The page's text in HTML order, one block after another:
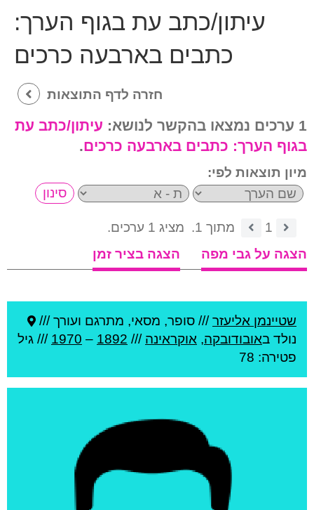
עיתון/כתב עת בגוף הערך:
כתבים בארבעה כרכים
חזרה לדף התוצאות
1 ערכים נמצאו בהקשר לנושא:
עיתון/כתב עת
בגוף הערך: כתבים בארבעה כרכים.
מיון תוצאות לפי:
1 מתוך 1.
מציג 1 ערכים.
הצגה על גבי מפה
הצגה בציר זמן
שטיינמן אליעזר/// סופר, מסאי, מתרגם ועורך ///
נולד באובודובקה, אוקראינה ///
1892
–
1970 /// גיל
פטירה: 78